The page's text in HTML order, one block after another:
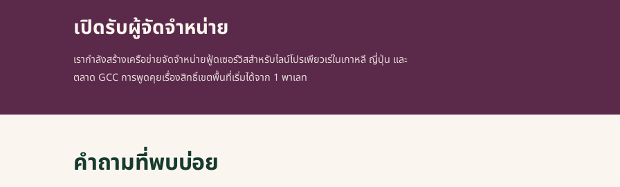
เปิดรับผู้จัดจำหน่าย
เรากำลังสร้างเครือข่ายจัดจำหน่ายฟู้ดเซอร์วิสสำหรับไลน์โปรเพียวเร่ในเกาหลี ญี่ปุ่น และ
ตลาด GCC การพูดคุยเรื่องสิทธิ์เขตพื้นที่เริ่มได้จาก 1 พาเลท
คำถามที่พบบ่อย